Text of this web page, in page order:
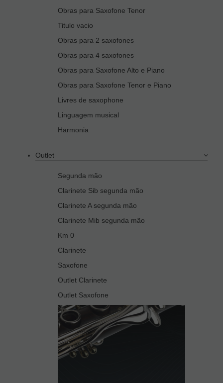
Obras para Saxofone Tenor
Titulo vacio
Obras para 2 saxofones
Obras para 4 saxofones
Obras para Saxofone Alto e Piano
Obras para Saxofone Tenor e Piano
Livres de saxophone
Linguagem musical
Harmonia
Outlet
Segunda mão
Clarinete Sib segunda mão
Clarinete A segunda mão
Clarinete Mib segunda mão
Km 0
Clarinete
Saxofone
Outlet Clarinete
Outlet Saxofone